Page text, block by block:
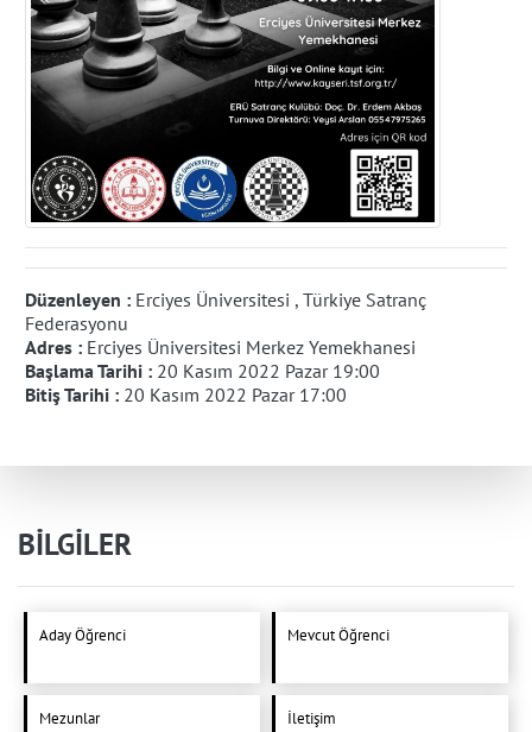
Düzenleyen : Erciyes Üniversitesi , Türkiye Satranç
Federasyonu
Adres : Erciyes Üniversitesi Merkez Yemekhanesi
Başlama Tarihi : 20 Kasım 2022 Pazar 19:00
Bitiş Tarihi : 20 Kasım 2022 Pazar 17:00
BİLGİLER
Aday Öğrenci Mevcut Öğrenci
Mezunlar İletişim